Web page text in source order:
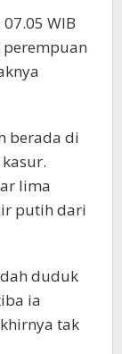
WIB
berada di
lima
putih dari
duduk
ia
tak